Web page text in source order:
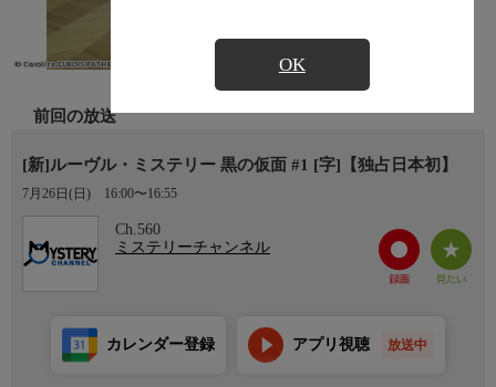
OK
前回の放送
[新]ルーヴル・ミステリー 黒の仮面 #1 [字]【独占日本初】
7月26日(日) 16:00〜16:55
Ch.560
ミステリーチャンネル
カレンダー登録 アプリ視聴 放送中